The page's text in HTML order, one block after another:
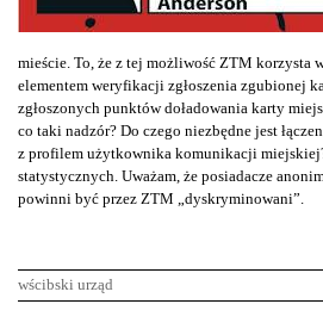
mieście. To, że z tej możliwość ZTM korzysta
elementem weryfikacji zgłoszenia zgubionej
zgłoszonych punktów doładowania karty
co taki nadzór? Do czego niezbędne jest
z profilem użytkownika komunikacji
statystycznych. Uważam, że posiadacze
powinni być przez ZTM „dyskryminowani”.
wścibski urząd